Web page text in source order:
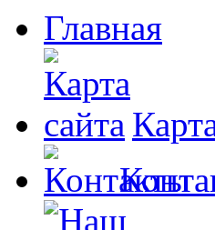
Главная